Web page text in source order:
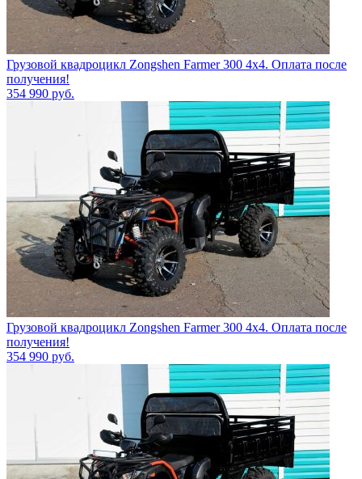
Грузовой квадроцикл Zongshen Farmer 300 4х4. Оплата после
получения!
354 990 руб.
Грузовой квадроцикл Zongshen Farmer 300 4х4. Оплата после
получения!
354 990 руб.